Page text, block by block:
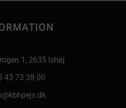
1, 2635 Ishøj
43 73 38 00